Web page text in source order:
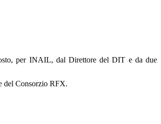
per INAIL, dal Direttore del DIT e da due
del Consorzio RFX.